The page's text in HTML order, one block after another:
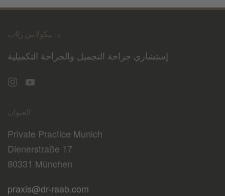
د. نيكولاس رااب
إستشاري جراحة التجميل والجراحة التكميلية
العنوان
Private Practice Munich
Dienerstraße 17
80331 München
praxis@dr-raab.com